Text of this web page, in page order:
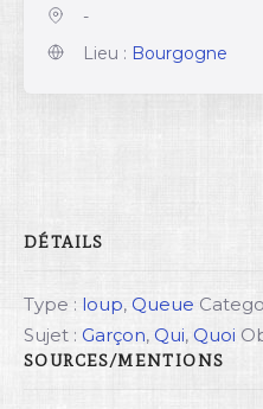
-
Lieu : Bourgogne
DÉTAILS
Type : loup, Queue
Sujet : Garçon, Qui, Quoi
SOURCES/MENTIONS